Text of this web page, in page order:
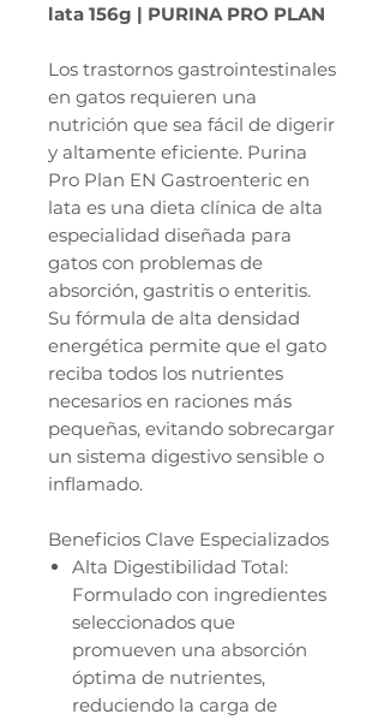
lata 156g | PURINA PRO PLAN
Los trastornos gastrointestinales
en gatos requieren una
nutrición que sea fácil de digerir
y altamente eficiente. Purina
Pro Plan EN Gastroenteric en
lata es una dieta clínica de alta
especialidad diseñada para
gatos con problemas de
absorción, gastritis o enteritis.
Su fórmula de alta densidad
energética permite que el gato
reciba todos los nutrientes
necesarios en raciones más
pequeñas, evitando sobrecargar
un sistema digestivo sensible o
inflamado.
Beneficios Clave Especializados
Alta Digestibilidad Total:
Formulado con ingredientes
seleccionados que
promueven una absorción
óptima de nutrientes,
reduciendo la carga de